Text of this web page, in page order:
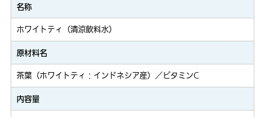
名称
ホワイトティ（清涼飲料水）
原材料名
茶葉（ホワイトティ：インドネシア産）／ビタミンC
内容量